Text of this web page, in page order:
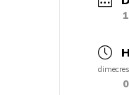
dimecres